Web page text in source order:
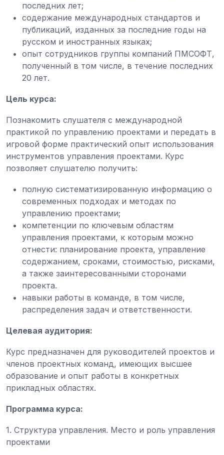
последних лет;
содержание международных стандартов и
публикаций, изданных за последние годы на
русском и иностранных языках;
опыт сотрудников группы компаний ПМСОФТ,
полученный в том числе, в течение последних
20 лет.
Цель курса:
Познакомить слушателя с международной
практикой по управлению проектами и передать в
игровой форме практический опыт использования
инструментов управления проектами. Курс
позволяет слушателю получить:
полную систематизированную информацию о
современных подходах и методах по
управлению проектами;
компетенции по ключевым областям
управления проектами, к которым можно
отнести: планирование проекта, управление
содержанием, сроками, стоимостью, рисками,
а также заинтересованными сторонами
проекта.
навыки работы в команде, в том числе,
распределения задач и ответственности.
Целевая аудитория:
Курс предназначен для руководителей проектов и
членов проектных команд, имеющих высшее
образование и опыт работы в конкретных
прикладных областях.
Программа курса:
1. Структура управления. Место и роль управления
проектами